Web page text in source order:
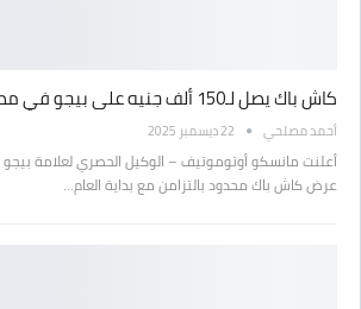
كاش باك يصل لـ150 ألف جنيه على بيجو في مصر لفترة محدودة
أحمد مصلحي 22 ديسمبر 2025
أعلنت مانسكو أوتوموتيف – الوكيل الحصري لعلامة
عرض كاش باك محدود بالتزامن مع بداية العام…